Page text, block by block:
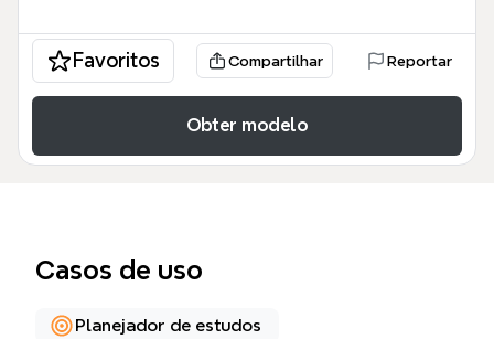
Favoritos Compartilhar Reportar
Obter modelo
Casos de uso
Planejador de estudos